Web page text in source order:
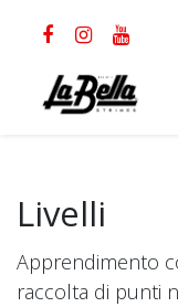
Livelli
Apprendimento
raccolta di punti